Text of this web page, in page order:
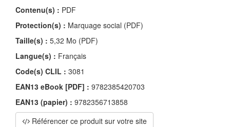
Contenu(s) : PDF
Protection(s) : Marquage social (PDF)
Taille(s) : 5,32 Mo (PDF)
Langue(s) : Français
Code(s) CLIL : 3081
EAN13 eBook [PDF] : 9782385420703
EAN13 (papier) : 9782356713858
Référencer ce produit sur votre site